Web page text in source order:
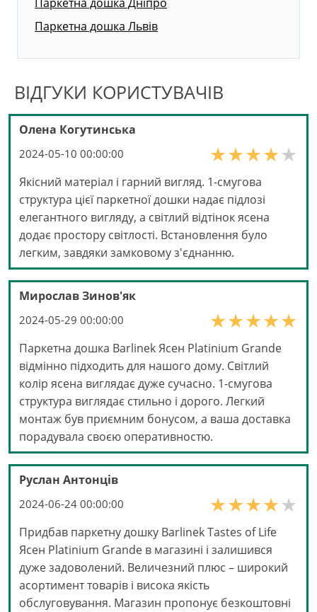
Паркетна дошка Львів
ВІДГУКИ КОРИСТУВАЧІВ
Олена Когутинська
2024-05-10 00:00:00
Якісний матеріал і гарний вигляд. 1-смугова
структура цієї паркетної дошки надає підлозі
елегантного вигляду, а світлий відтінок ясена
додає простору світлості. Встановлення було
легким, завдяки замковому з'єднанню.
Мирослав Зинов'як
2024-05-29 00:00:00
Паркетна дошка Barlinek Ясен Platinium Grande
відмінно підходить для нашого дому. Світлий
колір ясена виглядає дуже сучасно. 1-смугова
структура виглядає стильно і дорого. Легкий
монтаж був приємним бонусом, а ваша доставка
порадувала своєю оперативностю.
Руслан Антонців
2024-06-24 00:00:00
Придбав паркетну дошку Barlinek Tastes of Life
Ясен Platinium Grande в магазині і залишився
дуже задоволений. Величезний плюс – широкий
асортимент товарів і висока якість
обслуговування. Магазин пропонує безкоштовні